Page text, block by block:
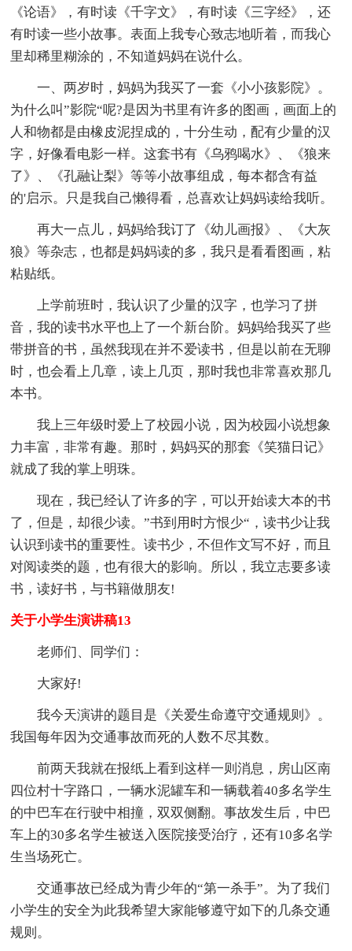
《论语》，有时读《千字文》，有时读《三字经》，还
有时读一些小故事。表面上我专心致志地听着，而我心
里却稀里糊涂的，不知道妈妈在说什么。
一、两岁时，妈妈为我买了一套《小小孩影院》。
为什么叫”影院“呢?是因为书里有许多的图画，画面上的
人和物都是由橡皮泥捏成的，十分生动，配有少量的汉
字，好像看电影一样。这套书有《乌鸦喝水》、《狼来
了》、《孔融让梨》等等小故事组成，每本都含有益
的'启示。只是我自己懒得看，总喜欢让妈妈读给我听。
再大一点儿，妈妈给我订了《幼儿画报》、《大灰
狼》等杂志，也都是妈妈读的多，我只是看看图画，粘
粘贴纸。
上学前班时，我认识了少量的汉字，也学习了拼
音，我的读书水平也上了一个新台阶。妈妈给我买了些
带拼音的书，虽然我现在并不爱读书，但是以前在无聊
时，也会看上几章，读上几页，那时我也非常喜欢那几
本书。
我上三年级时爱上了校园小说，因为校园小说想象
力丰富，非常有趣。那时，妈妈买的那套《笑猫日记》
就成了我的掌上明珠。
现在，我已经认了许多的字，可以开始读大本的书
了，但是，却很少读。”书到用时方恨少“，读书少让我
认识到读书的重要性。读书少，不但作文写不好，而且
对阅读类的题，也有很大的影响。所以，我立志要多读
书，读好书，与书籍做朋友!
关于小学生演讲稿13
老师们、同学们：
大家好!
我今天演讲的题目是《关爱生命遵守交通规则》。
我国每年因为交通事故而死的人数不尽其数。
前两天我就在报纸上看到这样一则消息，房山区南
四位村十字路口，一辆水泥罐车和一辆载着40多名学生
的中巴车在行驶中相撞，双双侧翻。事故发生后，中巴
车上的30多名学生被送入医院接受治疗，还有10多名学
生当场死亡。
交通事故已经成为青少年的“第一杀手”。为了我们
小学生的安全为此我希望大家能够遵守如下的几条交通
规则。